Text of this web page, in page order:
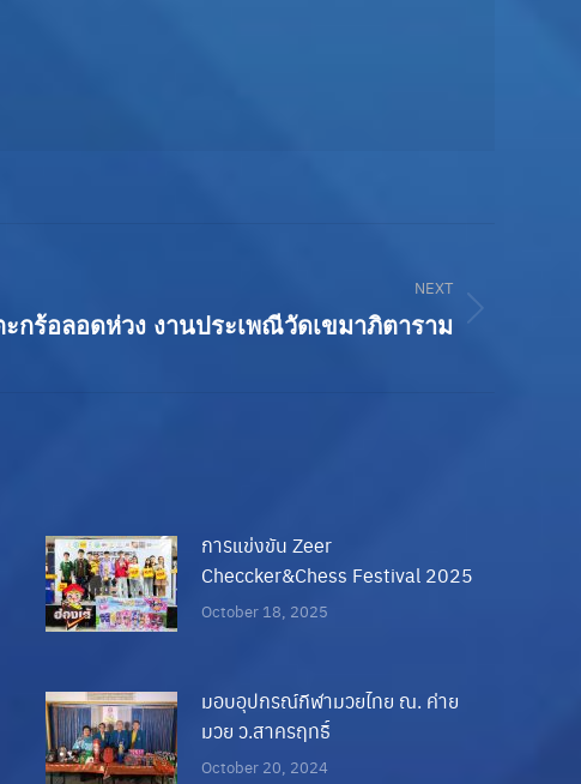
NEXT
กร้อลอดห่วง งานประเพณีวัดเขมาภิตาราม
การแข่งขัน Zeer
Checcker&Chess Festival 2025
October 18, 2025
มอบอุปกรณ์กีฬามวยไทย ณ. ค่าย
มวย ว.สาครฤทธิ์
October 20, 2024